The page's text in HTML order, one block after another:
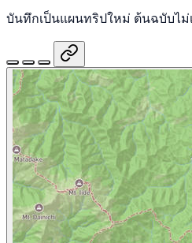
บันทึกเป็นแผนทริปใหม่ ต้นฉบับไม่